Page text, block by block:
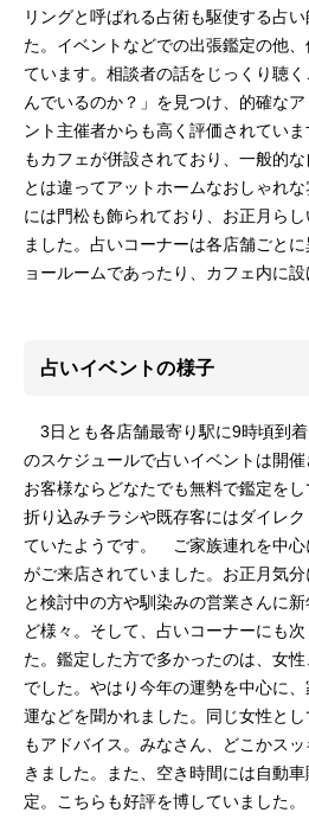
リングと呼ばれる占術も駆使する占
た。イベントなどでの出張鑑定の他
ています。相談者の話をじっくり聴
んでいるのか？」を見つけ、的確な
ント主催者からも高く評価されてい
もカフェが併設されており、一般的
とは違ってアットホームなおしゃれ
には門松も飾られており、お正月ら
ました。占いコーナーは各店舗ごと
ョールームであったり、カフェ内に設
占いイベントの様子
3日とも各店舗最寄り駅に9時頃到
のスケジュールで占いイベントは開
お客様ならどなたでも無料で鑑定を
折り込みチラシや既存客にはダイレ
ていたようです。 ご家族連れを中心
がご来店されていました。お正月気
と検討中の方や馴染みの営業さんに
ど様々。そして、占いコーナーにも
た。鑑定した方で多かったのは、女
でした。やはり今年の運勢を中心に
運などを聞かれました。同じ女性と
もアドバイス。みなさん、どこかス
きました。また、空き時間には自動
定。こちらも好評を博していました